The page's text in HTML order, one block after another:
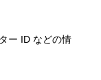
ー ID などの情